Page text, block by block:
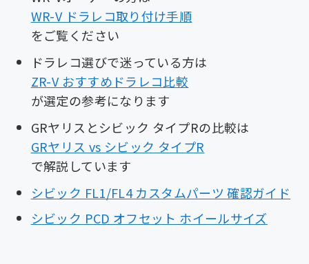
WR-V ドラレコ取り付け手順
をご覧ください
ドラレコ選びで迷っている方は
ZR-V おすすめドラレコ比較
が選定の参考になります
GRヤリスとシビック タイプRの比較は
GRヤリス vs シビック タイプR
で解説しています
シビック FL1/FL4 カスタムパーツ 確認ガイド
シビック PCD オフセット ホイールサイズ